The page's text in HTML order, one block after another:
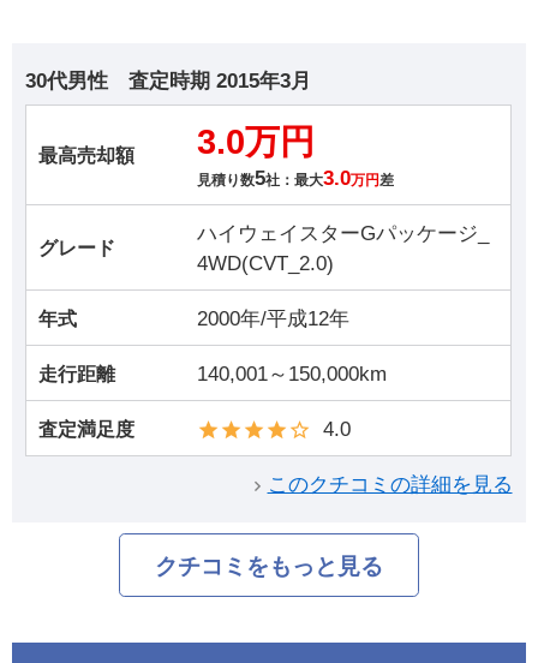
30代男性 査定時期 2015年3月
最高売却額 3.0万円
見積り数5社：最大3.0万円差
グレード
ハイウェイスターGパッケージ_
4WD(CVT_2.0)
年式 2000年/平成12年
走行距離 140,001～150,000km
査定満足度 4.0
このクチコミの詳細を見る
クチコミをもっと見る